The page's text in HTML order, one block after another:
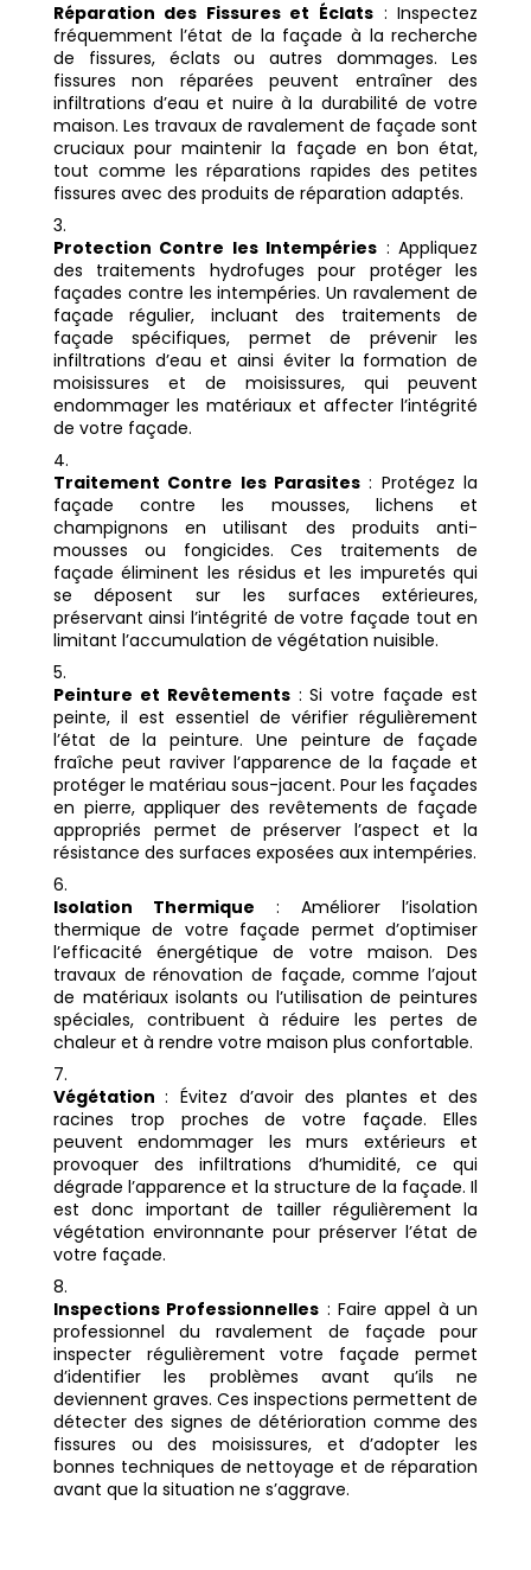
Réparation des Fissures et Éclats : Inspectez
fréquemment l’état de la façade à la recherche
de fissures, éclats ou autres dommages. Les
fissures non réparées peuvent entraîner des
infiltrations d’eau et nuire à la durabilité de votre
maison. Les travaux de ravalement de façade sont
cruciaux pour maintenir la façade en bon état,
tout comme les réparations rapides des petites
fissures avec des produits de réparation adaptés.
Protection Contre les Intempéries : Appliquez
des traitements hydrofuges pour protéger les
façades contre les intempéries. Un ravalement de
façade régulier, incluant des traitements de
façade spécifiques, permet de prévenir les
infiltrations d’eau et ainsi éviter la formation de
moisissures et de moisissures, qui peuvent
endommager les matériaux et affecter l’intégrité
de votre façade.
Traitement Contre les Parasites : Protégez la
façade contre les mousses, lichens et
champignons en utilisant des produits anti-
mousses ou fongicides. Ces traitements de
façade éliminent les résidus et les impuretés qui
se déposent sur les surfaces extérieures,
préservant ainsi l’intégrité de votre façade tout en
limitant l’accumulation de végétation nuisible.
Peinture et Revêtements: Si votre façade est
peinte, il est essentiel de vérifier régulièrement
l’état de la peinture. Une peinture de façade
fraîche peut raviver l’apparence de la façade et
protéger le matériau sous-jacent. Pour les façades
en pierre, appliquer des revêtements de façade
appropriés permet de préserver l’aspect et la
résistance des surfaces exposées aux intempéries.
Isolation Thermique : Améliorer l’isolation
thermique de votre façade permet d’optimiser
l’efficacité énergétique de votre maison. Des
travaux de rénovation de façade, comme l’ajout
de matériaux isolants ou l’utilisation de peintures
spéciales, contribuent à réduire les pertes de
chaleur et à rendre votre maison plus confortable.
Végétation: Évitez d’avoir des plantes et des
racines trop proches de votre façade. Elles
peuvent endommager les murs extérieurs et
provoquer des infiltrations d’humidité, ce qui
dégrade l’apparence et la structure de la façade. Il
est donc important de tailler régulièrement la
végétation environnante pour préserver l’état de
votre façade.
Inspections Professionnelles : Faire appel à un
professionnel du ravalement de façade pour
inspecter régulièrement votre façade permet
d’identifier les problèmes avant qu’ils ne
deviennent graves. Ces inspections permettent de
détecter des signes de détérioration comme des
fissures ou des moisissures, et d’adopter les
bonnes techniques de nettoyage et de réparation
avant que la situation ne s’aggrave.